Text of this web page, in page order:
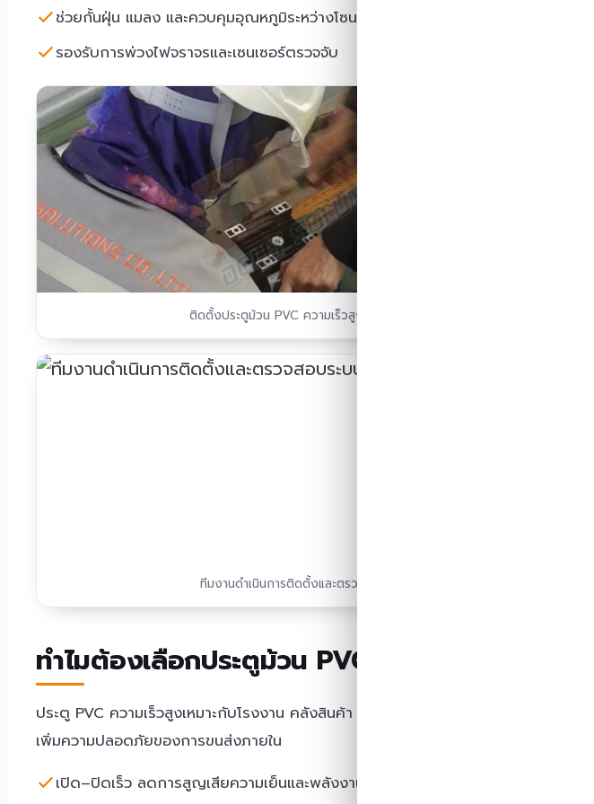
ช่วยกั้นฝุ่น แมลง และควบคุมอุณหภูมิระหว่างโซน
รองรับการพ่วงไฟจราจรและเซนเซอร์ตรวจจับ
ติดตั้งประตูม้วน PVC ความเร็วสูงหน้างานจริง
ทีมงานดำเนินการติดตั้งและตรวจสอบระบบ
ทำไมต้องเลือกประตูม้วน PVC ความเร็วสูง
ประตู PVC ความเร็วสูงเหมาะกับโรงงาน คลังสินค้า และห้องเย็น ที่ต้องการเปิด–ปิด
เพิ่มความปลอดภัยของการขนส่งภายใน
เปิด–ปิดเร็ว ลดการสูญเสียความเย็นและพลังงาน